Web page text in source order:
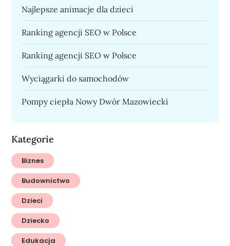
Najlepsze animacje dla dzieci
Ranking agencji SEO w Polsce
Ranking agencji SEO w Polsce
Wyciągarki do samochodów
Pompy ciepła Nowy Dwór Mazowiecki
Kategorie
Biznes
Budownictwo
Dzieci
Dziecko
Edukacja